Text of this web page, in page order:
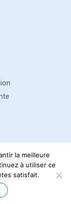
Tous droits
la meilleure
à utiliser ce
satisfait.